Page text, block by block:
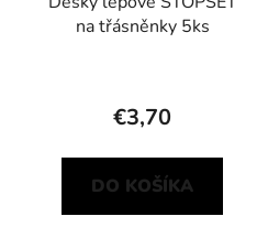
na třásněnky 5ks
€3,70
DO KOŠÍKA